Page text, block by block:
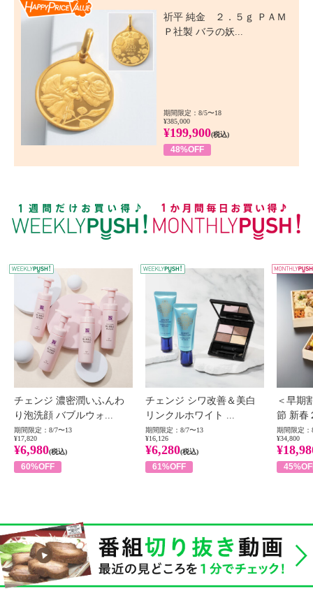
祈平 純金 ２．５ｇ ＰＡＭ
Ｐ社製 バラの妖...
期間限定：8/5〜18
¥385,000
¥199,900(税込)
48%OFF
WEEKLY PUSH
チェンジ 濃密潤いふんわ
り泡洗顔 バブルウォ...
期間限定：8/7〜13
¥17,820
¥6,980(税込)
60%OFF
チェンジ シワ改善＆美白
リンクルホワイト ...
期間限定：8/7〜13
¥16,126
¥6,280(税込)
61%OFF
＜早期
節 新春
期間限定：
¥34,800